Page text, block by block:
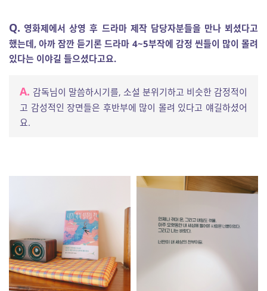
Q. 영화제에서 상영 후 드라마 제작 담당자분들을 만나 뵈셨다고
했는데, 아까 잠깐 듣기론 드라마 4~5부작에 감정 씬들이 많이 몰려
있다는 이야길 들으셨다고요.
A. 감독님이 말씀하시기를, 소설 분위기하고 비슷한 감정적이
고 감성적인 장면들은 후반부에 많이 몰려 있다고 얘길하셨어
요.